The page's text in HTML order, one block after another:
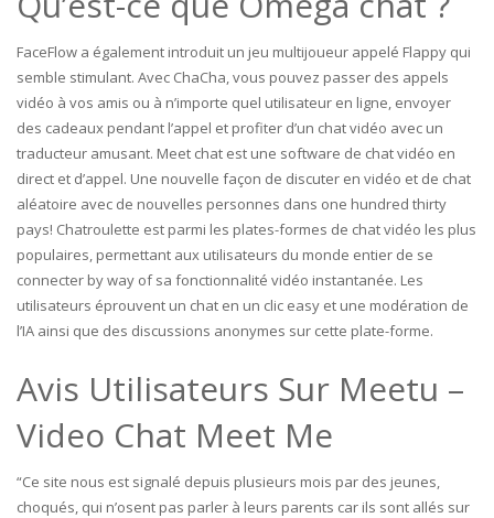
FaceFlow a également introduit un jeu multijoueur appelé Flappy qui
semble stimulant. Avec ChaCha, vous pouvez passer des appels
vidéo à vos amis ou à n’importe quel utilisateur en ligne, envoyer
des cadeaux pendant l’appel et profiter d’un chat vidéo avec un
traducteur amusant. Meet chat est une software de chat vidéo en
direct et d’appel. Une nouvelle façon de discuter en vidéo et de chat
aléatoire avec de nouvelles personnes dans one hundred thirty
pays! Chatroulette est parmi les plates-formes de chat vidéo les plus
populaires, permettant aux utilisateurs du monde entier de se
connecter by way of sa fonctionnalité vidéo instantanée. Les
utilisateurs éprouvent un chat en un clic easy et une modération de
l’IA ainsi que des discussions anonymes sur cette plate-forme.
Avis Utilisateurs Sur Meetu –
Video Chat Meet Me
“Ce site nous est signalé depuis plusieurs mois par des jeunes,
choqués, qui n’osent pas parler à leurs parents car ils sont allés sur